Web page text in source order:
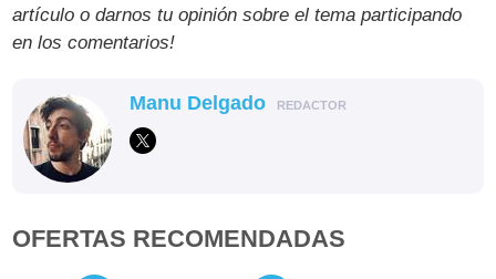
artículo o darnos tu opinión sobre el tema participando
en los comentarios!
Manu Delgado REDACTOR
OFERTAS RECOMENDADAS